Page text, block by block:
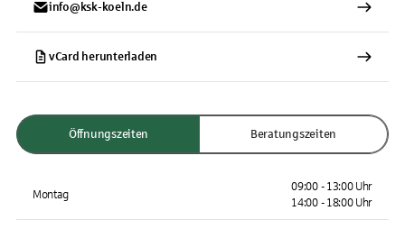
info@ksk-koeln.de
vCard herunterladen
Öffnungszeiten Beratungszeiten
Montag
09:00 - 13:00 Uhr
14:00 - 18:00 Uhr